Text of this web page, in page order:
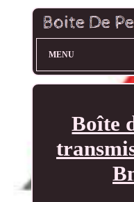
MENU
Boîte